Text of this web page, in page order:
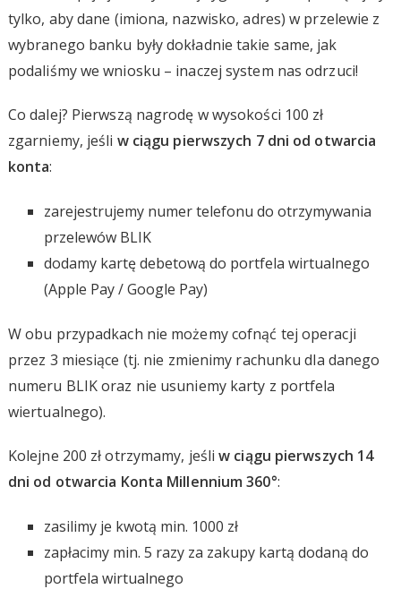
tylko, aby dane (imiona, nazwisko, adres) w przelewie z
wybranego banku były dokładnie takie same, jak
podaliśmy we wniosku – inaczej system nas odrzuci!
Co dalej? Pierwszą nagrodę w wysokości 100 zł
zgarniemy, jeśli w ciągu pierwszych 7 dni od otwarcia
konta:
zarejestrujemy numer telefonu do otrzymywania
przelewów BLIK
dodamy kartę debetową do portfela wirtualnego
(Apple Pay / Google Pay)
W obu przypadkach nie możemy cofnąć tej operacji
przez 3 miesiące (tj. nie zmienimy rachunku dla danego
numeru BLIK oraz nie usuniemy karty z portfela
wiertualnego).
Kolejne 200 zł otrzymamy, jeśliw ciągu pierwszych 14
dni od otwarcia Konta Millennium 360°:
zasilimy je kwotą min. 1000 zł
zapłacimy min. 5 razy za zakupy kartą dodaną do
portfela wirtualnego